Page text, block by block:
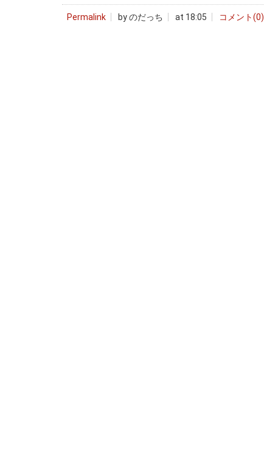
Permalink by のだっち at 18:05 コメント(0)